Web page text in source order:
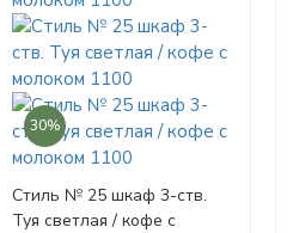
30%
Стиль № 25 шкаф 3-ств.
Туя светлая / кофе с